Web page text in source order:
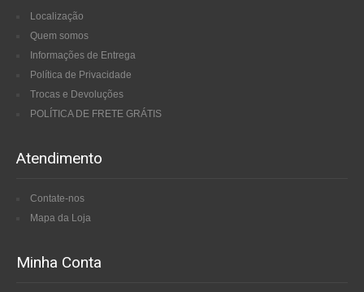
Localização
Quem somos
Informações de Entrega
Política de Privacidade
Trocas e Devoluções
POLÍTICA DE FRETE GRÁTIS
Atendimento
Contate-nos
Mapa da Loja
Minha Conta